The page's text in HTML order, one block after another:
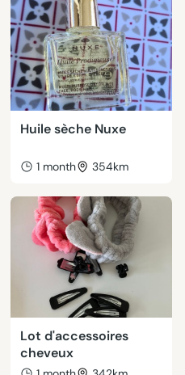
Huile sèche Nuxe
1 month 354km
Lot d'accessoires
cheveux